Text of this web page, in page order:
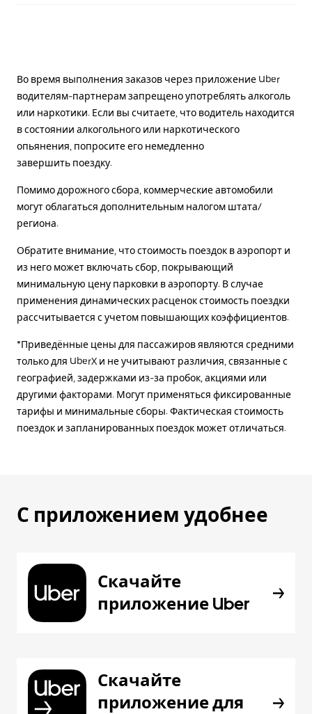
Во время выполнения заказов через приложение Uber
водителям-партнерам запрещено употреблять алкоголь
или наркотики. Если вы считаете, что водитель находится
в состоянии алкогольного или наркотического
опьянения, попросите его немедленно
завершить поездку.
Помимо дорожного сбора, коммерческие автомобили
могут облагаться дополнительным налогом штата/
региона.
Обратите внимание, что стоимость поездок в аэропорт и
из него может включать сбор, покрывающий
минимальную цену парковки в аэропорту. В случае
применения динамических расценок стоимость поездки
рассчитывается с учетом повышающих коэффициентов.
*Приведённые цены для пассажиров являются средними
только для UberX и не учитывают различия, связанные с
географией, задержками из-за пробок, акциями или
другими факторами. Могут применяться фиксированные
тарифы и минимальные сборы. Фактическая стоимость
поездок и запланированных поездок может отличаться.
С приложением удобнее
Скачайте
приложение Uber
Скачайте
приложение для